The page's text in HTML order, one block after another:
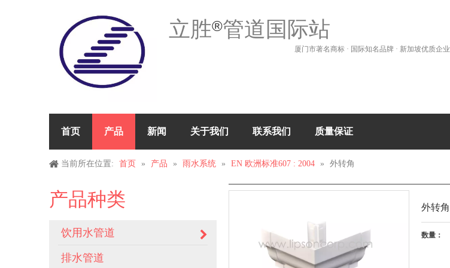
立胜®管道国际站
厦门市著名商标 · 国际知名品牌 · 新加坡优质企业
首页 产品 新闻 关于我们 联系我们 质量保证
当前所在位置: 首页 » 产品 » 雨水系统 » EN 欧洲标准607 : 2004 » 外转角
产品种类
饮用水管道
排水管道
外转角
数量：